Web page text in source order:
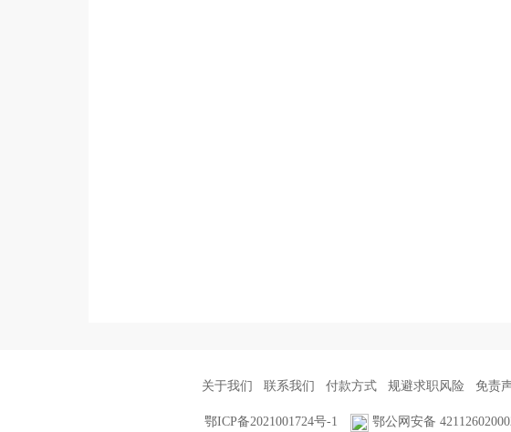
关于我们 联系我们 付款方式 规避求职风险 免责
鄂ICP备2021001724号-1 鄂公网安备